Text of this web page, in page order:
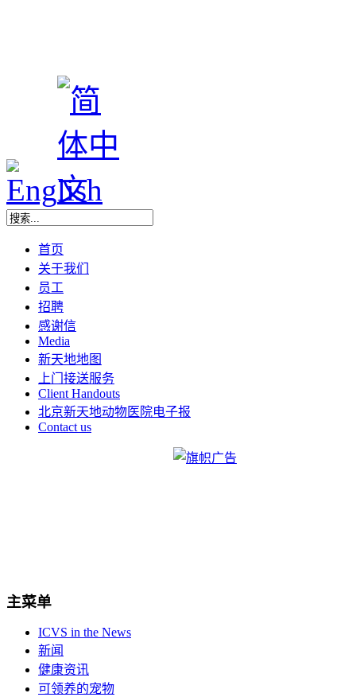
首页
关于我们
员工
招聘
感谢信
Media
新天地地图
上门接送服务
Client Handouts
北京新天地动物医院电子报
Contact us
主菜单
ICVS in the News
新闻
健康资讯
可领养的宠物